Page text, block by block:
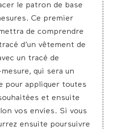
le patron de base
Ce premier
de comprendre
d’un vêtement de
un tracé de
qui sera un
pour appliquer toutes
et ensuite
vos envies. Si vous
ensuite poursuivre